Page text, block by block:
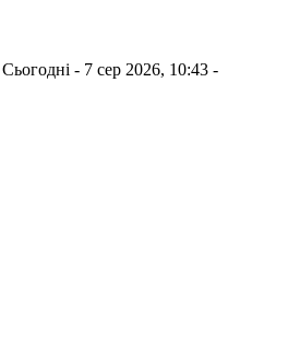
Сьогодні - 7 сер 2026, 10:43 -